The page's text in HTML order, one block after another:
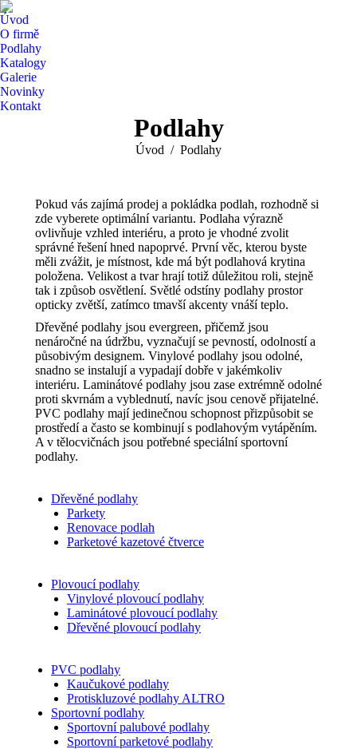
Úvod
O firmě
Podlahy
Katalogy
Galerie
Novinky
Kontakt
Podlahy
You are here:
Úvod Podlahy
Pokud vás zajímá prodej a pokládka podlah, rozhodně si
zde vyberete optimální variantu. Podlaha výrazně
ovlivňuje vzhled interiéru, a proto je vhodné zvolit
správné řešení hned napoprvé. První věc, kterou byste
měli zvážit, je místnost, kde má být podlahová krytina
položena. Velikost a tvar hrají totiž důležitou roli, stejně
tak i způsob osvětlení. Světlé odstíny podlahy prostor
opticky zvětší, zatímco tmavší akcenty vnáší teplo.
Dřevěné podlahy jsou evergreen, přičemž jsou
nenáročné na údržbu, vyznačují se pevností, odolností a
působivým designem. Vinylové podlahy jsou odolné,
snadno se instalují a vypadají dobře v jakémkoliv
interiéru. Laminátové podlahy jsou zase extrémně odolné
proti skvrnám a vyblednutí, navíc jsou cenově přijatelné.
PVC podlahy mají jedinečnou schopnost přizpůsobit se
prostředí a často se kombinují s podlahovým vytápěním.
A v tělocvičnách jsou potřebné speciální sportovní
podlahy.
Dřevěné podlahy
Parkety
Renovace podlah
Parketové kazetové čtverce
Plovoucí podlahy
Vinylové plovoucí podlahy
Laminátové plovoucí podlahy
Dřevěné plovoucí podlahy
PVC podlahy
Kaučukové podlahy
Protiskluzové podlahy ALTRO
Sportovní podlahy
Sportovní palubové podlahy
Sportovní parketové podlahy